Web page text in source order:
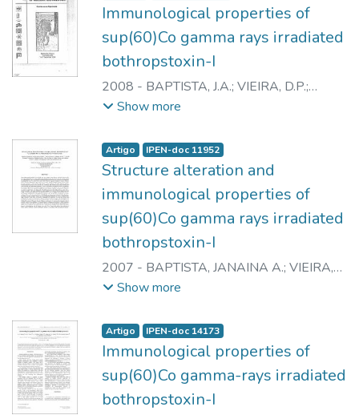
Immunological properties of
sup(60)Co gamma rays irradiated
bothropstoxin-I
2008 - BAPTISTA, J.A.; VIEIRA, D.P.;
GALISTEO JUNIOR, A.J.
SPENCER, P.J.;NASCIMENTO, N.
Show more
Artigo IPEN-doc 11952
Structure alteration and
immunological properties of
sup(60)Co gamma rays irradiated
bothropstoxin-I
2007 - BAPTISTA, JANAINA A.; VIEIRA,
DANIEL P.;GALISTEO JUNIOR, ANDRES
PRISCILA;CASARE, MURILO
JUNIOR, HEITOR F. de;SPENCER,
NASCIMENTO, NANCI do
Show more
Artigo IPEN-doc 14173
Immunological properties of
sup(60)Co gamma-rays irradiated
bothropstoxin-I